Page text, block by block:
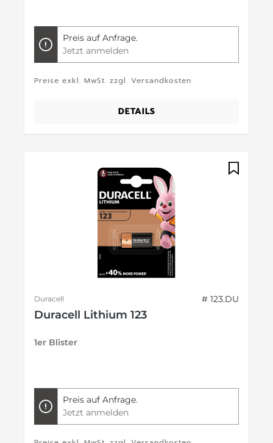
Preis auf Anfrage.
Jetzt anmelden
Preise exkl. MwSt. zzgl. Versandkosten
DETAILS
Duracell # 123.DU
Duracell Lithium 123
1er Blister
Preis auf Anfrage.
Jetzt anmelden